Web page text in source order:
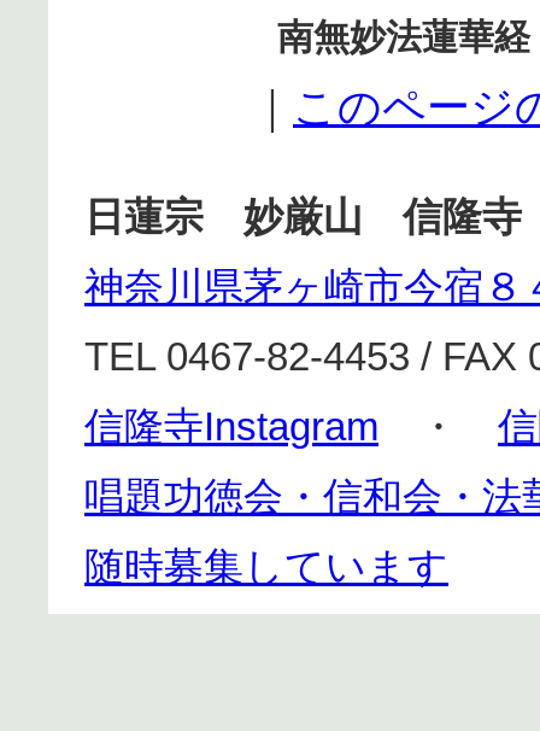
南無妙法蓮華経
このページ
日蓮宗 妙厳山 信隆寺
神奈川県茅ヶ崎市今宿８
TEL 0467-82-4453 / FAX
信隆寺Instagram ・
唱題功徳会・信和会・
随時募集しています